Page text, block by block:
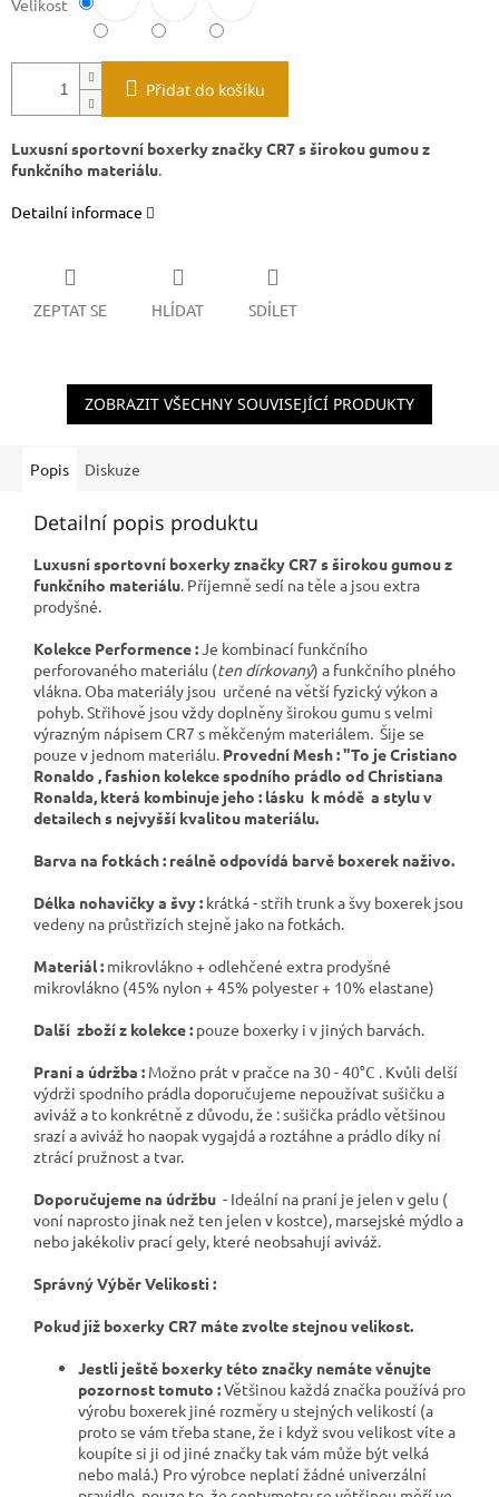
Velikost
Přidat do košíku
Luxusní sportovní boxerky značky CR7 s širokou gumou z
funkčního materiálu.
Detailní informace
ZEPTAT SE HLÍDAT SDÍLET
ZOBRAZIT VŠECHNY SOUVISEJÍCÍ PRODUKTY
Popis Diskuze
Detailní popis produktu
Luxusní sportovní boxerky značky CR7 s širokou gumou z
funkčního materiálu. Příjemně sedí na těle a jsou extra
prodyšné.
Kolekce Performence :Je kombinací funkčního
perforovaného materiálu (ten dírkovaný) a funkčního plného
vlákna. Oba materiály jsou určené na větší fyzický výkon a
pohyb. Střihově jsou vždy doplněny širokou gumu s velmi
výrazným nápisem CR7 s měkčeným materiálem. Šije se
pouze v jednom materiálu. Provední Mesh : "To je Cristiano
Ronaldo , fashion kolekce spodního prádlo od Christiana
Ronalda, která kombinuje jeho : lásku k módě a stylu v
detailech s nejvyšší kvalitou materiálu.
Barva na fotkách : reálně odpovídá barvě boxerek naživo.
Délka nohavičky a švy : krátká - střih trunk a švy boxerek jsou
vedeny na průstřizích stejně jako na fotkách.
Materiál : mikrovlákno + odlehčené extra prodyšné
mikrovlákno (45% nylon + 45% polyester + 10% elastane)
Další zboží z kolekce : pouze boxerky i v jiných barvách.
Praní a údržba : Možno prát v pračce na 30 - 40°C . Kvůli delší
výdrži spodního prádla doporučujeme nepoužívat sušičku a
aviváž a to konkrétně z důvodu, že : sušička prádlo většinou
srazí a aviváž ho naopak vygajdá a roztáhne a prádlo díky ní
ztrácí pružnost a tvar.
Doporučujeme na údržbu - Ideální na praní je jelen v gelu (
voní naprosto jinak než ten jelen v kostce), marsejské mýdlo a
nebo jakékoliv prací gely, které neobsahují aviváž.
Správný Výběr Velikosti :
Pokud již boxerky CR7 máte zvolte stejnou velikost.
Jestli ještě boxerky této značky nemáte věnujte
pozornost tomuto :Většinou každá značka používá pro
výrobu boxerek jiné rozměry u stejných velikostí (a
proto se vám třeba stane, že i když svou velikost víte a
koupíte si ji od jiné značky tak vám může být velká
nebo malá.) Pro výrobce neplatí žádné univerzální